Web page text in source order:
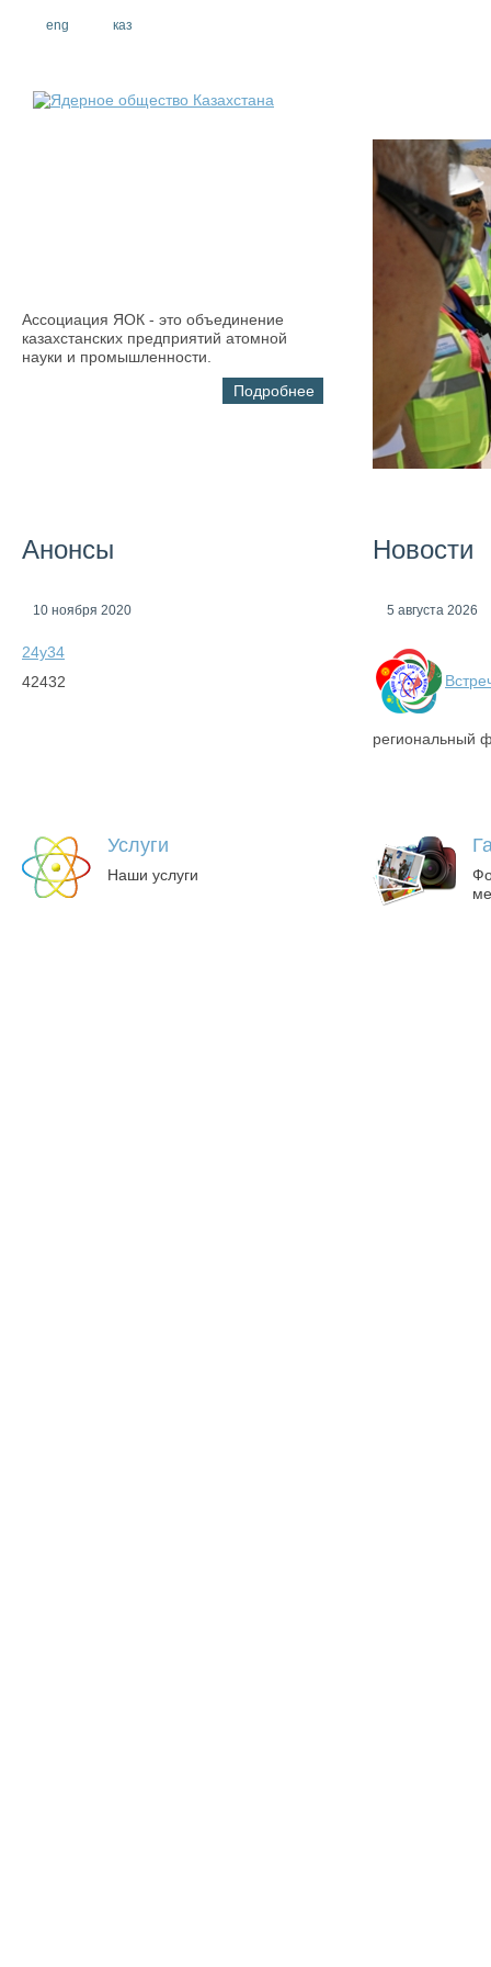
eng каз
Ассоциация ЯОК - это объединение
казахстанских предприятий атомной
науки и промышленности.
Подробнее
Анонсы
10 ноября 2020
24у34
42432
Новости
5 августа 2026
региональный
Услуги
Наши услуги